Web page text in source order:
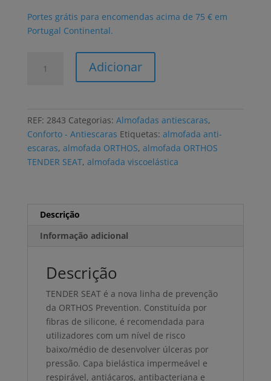
Portes grátis para encomendas acima de 75 € em
Portugal Continental.
TENDER
Adicionar
REF: 2843 Categorias: Almofadas antiescaras,
Conforto - Antiescaras Etiquetas: almofada anti-
escaras, almofada ORTHOS, almofada ORTHOS
TENDER SEAT, almofada viscoelástica
Descrição
Informação adicional
Descrição
TENDER SEAT é a nova linha de prevenção
da ORTHOS Prevention. Constituída por
fibras de silicone, é recomendada para
utilizadores com um nível de risco
baixo/médio de desenvolver úlceras por
pressão. Capa bielástica impermeável e
respirável, antiácaros, antibacteriana e